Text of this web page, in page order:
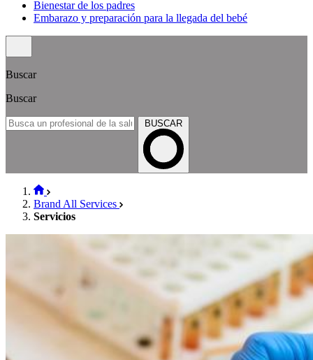
Bienestar de los padres
Embarazo y preparación para la llegada del bebé
Buscar
Buscar
BUSCAR
Brand All Services
Servicios